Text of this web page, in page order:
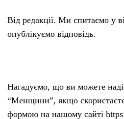
Від редакції. Ми спитаємо у
опублікуємо відповідь.
Нагадуємо, що ви можете
“Менщини”, якщо
формою на нашому сайті